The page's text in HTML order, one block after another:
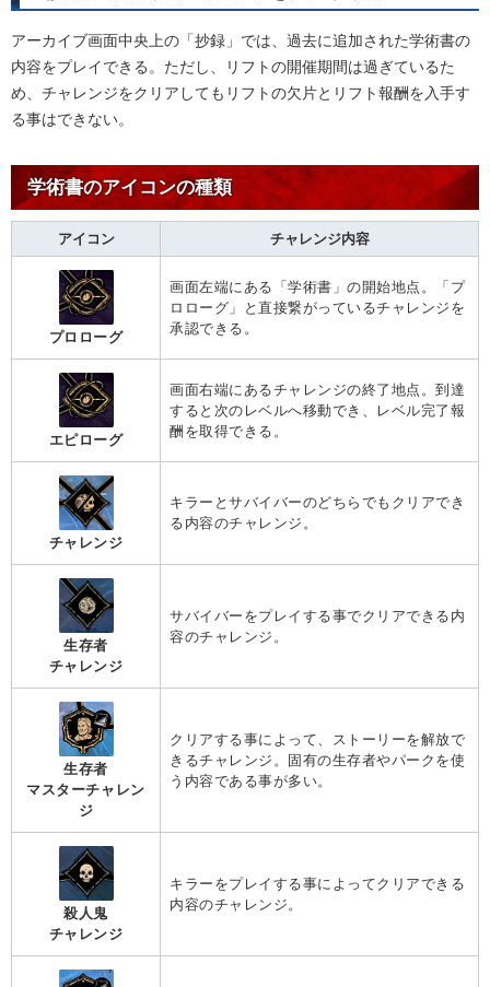
アーカイブ画面中央上の「抄録」では、過去に追加された学術書の
内容をプレイできる。ただし、リフトの開催期間は過ぎているた
め、チャレンジをクリアしてもリフトの欠片とリフト報酬を入手す
る事はできない。
学術書のアイコンの種類
アイコン チャレンジ内容
プロローグ
画面左端にある「学術書」の開始地点。「プ
ロローグ」と直接繋がっているチャレンジを
承認できる。
エピローグ
画面右端にあるチャレンジの終了地点。到達
すると次のレベルへ移動でき、レベル完了報
酬を取得できる。
チャレンジ
キラーとサバイバーのどちらでもクリアでき
る内容のチャレンジ。
生存者
チャレンジ
サバイバーをプレイする事でクリアできる内
容のチャレンジ。
生存者
マスターチャレン
ジ
クリアする事によって、ストーリーを解放で
きるチャレンジ。固有の生存者やパークを使
う内容である事が多い。
殺人鬼
チャレンジ
キラーをプレイする事によってクリアできる
内容のチャレンジ。